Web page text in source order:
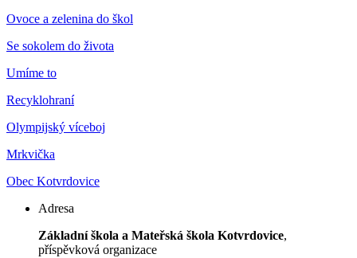
Ovoce a zelenina do škol
Se sokolem do života
Umíme to
Recyklohraní
Olympijský víceboj
Mrkvička
Obec Kotvrdovice
Adresa
Základní škola a Mateřská škola Kotvrdovice,
příspěvková organizace